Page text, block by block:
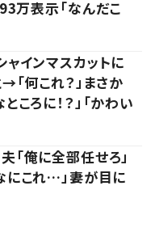
万表示「なんだこ
インマスカットに
「何これ？」まさか
ころに！？」「かわい
俺に全部任せろ」
にこれ…」妻が目に